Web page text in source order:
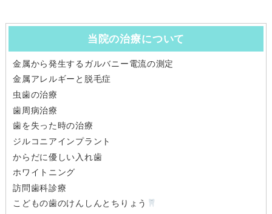
当院の治療について
金属から発生するガルバニー電流の測定
金属アレルギーと脱毛症
虫歯の治療
歯周病治療
歯を失った時の治療
ジルコニアインプラント
からだに優しい入れ歯
ホワイトニング
訪問歯科診療
こどもの歯のけんしんとちりょう